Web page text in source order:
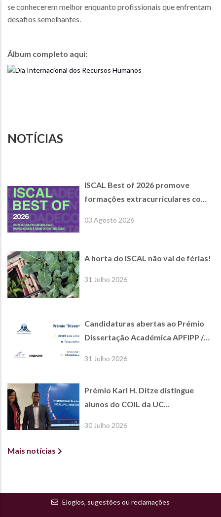
se conhecerem melhor enquanto profissionais que enfrentam
desafios semelhantes.
Álbum completo aqui:
NOTÍCIAS
ISCAL Best of 2026 promove
formações extracurriculares com
03 Agosto 2026
A horta do ISCAL não vai de férias!
31 Julho 2026
Candidaturas abertas ao Prémio
Dissertação Académica APFIPP /
31 Julho 2026
Prémio Karl H. Ditze distingue
alunos do COIL da UC
30 Julho 2026
Mais notícias
Elogios, sugestões ou reclamações